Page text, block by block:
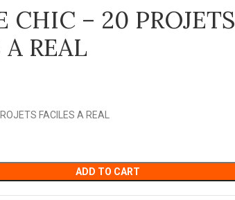
CHIC – 20 PROJETS
REAL
FACILES A REAL
ADD TO CART